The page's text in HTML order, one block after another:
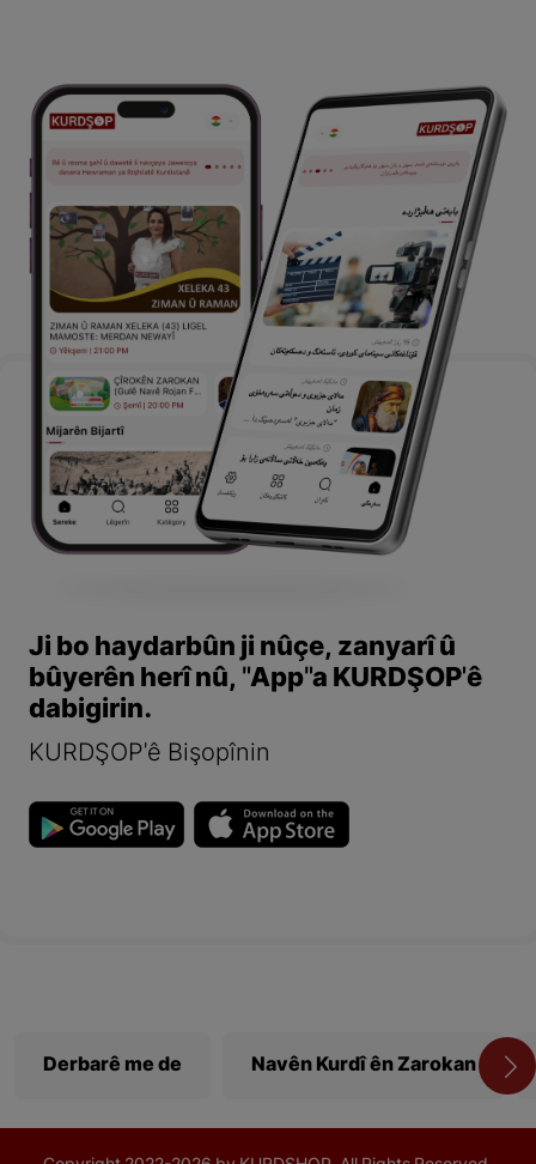
Ji bo haydarbûn ji nûçe, zanyarî û
bûyerên herî nû, "App"a KURDŞOP'ê
dabigirin.
KURDŞOP'ê Bişopînin
Derbarê me de Navên Kurdî ên Zarokan